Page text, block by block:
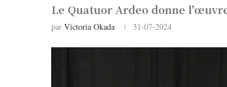
Le Quatuor Ardeo donne
par Victoria Okada 31-07-2024